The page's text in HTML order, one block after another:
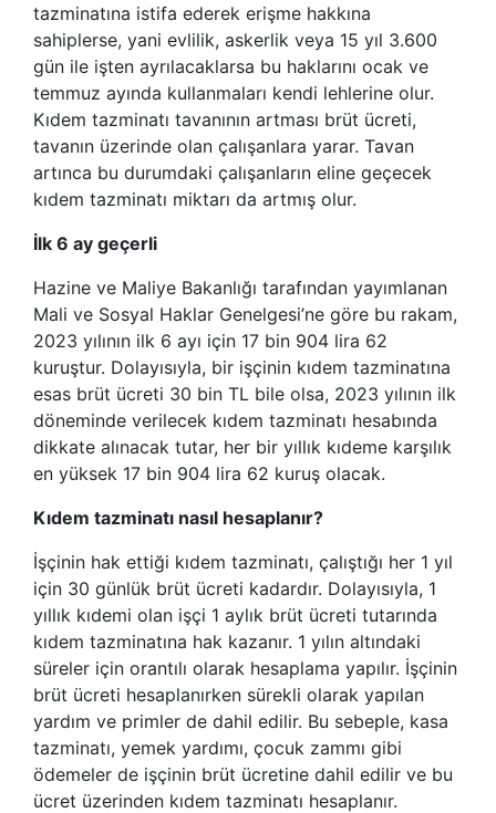
tazminatına istifa ederek erişme hakkına
sahiplerse, yani evlilik, askerlik veya 15 yıl 3.600
gün ile işten ayrılacaklarsa bu haklarını ocak ve
temmuz ayında kullanmaları kendi lehlerine olur.
Kıdem tazminatı tavanının artması brüt ücreti,
tavanın üzerinde olan çalışanlara yarar. Tavan
artınca bu durumdaki çalışanların eline geçecek
kıdem tazminatı miktarı da artmış olur.
İlk 6 ay geçerli
Hazine ve Maliye Bakanlığı tarafından yayımlanan
Mali ve Sosyal Haklar Genelgesi’ne göre bu rakam,
2023 yılının ilk 6 ayı için 17 bin 904 lira 62
kuruştur. Dolayısıyla, bir işçinin kıdem tazminatına
esas brüt ücreti 30 bin TL bile olsa, 2023 yılının ilk
döneminde verilecek kıdem tazminatı hesabında
dikkate alınacak tutar, her bir yıllık kıdeme karşılık
en yüksek 17 bin 904 lira 62 kuruş olacak.
Kıdem tazminatı nasıl hesaplanır?
İşçinin hak ettiği kıdem tazminatı, çalıştığı her 1 yıl
için 30 günlük brüt ücreti kadardır. Dolayısıyla, 1
yıllık kıdemi olan işçi 1 aylık brüt ücreti tutarında
kıdem tazminatına hak kazanır. 1 yılın altındaki
süreler için orantılı olarak hesaplama yapılır. İşçinin
brüt ücreti hesaplanırken sürekli olarak yapılan
yardım ve primler de dahil edilir. Bu sebeple, kasa
tazminatı, yemek yardımı, çocuk zammı gibi
ödemeler de işçinin brüt ücretine dahil edilir ve bu
ücret üzerinden kıdem tazminatı hesaplanır.